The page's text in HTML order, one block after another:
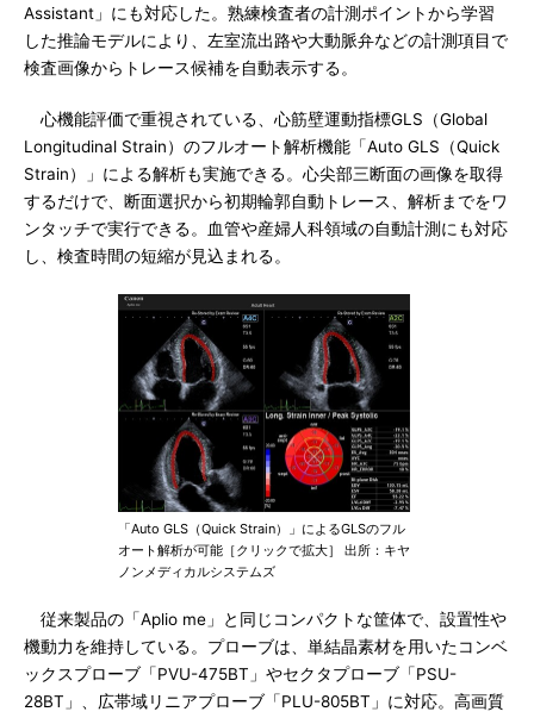
Assistant」にも対応した。熟練検査者の計測ポイントから学習
した推論モデルにより、左室流出路や大動脈弁などの計測項目で
検査画像からトレース候補を自動表示する。
心機能評価で重視されている、心筋壁運動指標GLS（Global
Longitudinal Strain）のフルオート解析機能「Auto GLS（Quick
Strain）」による解析も実施できる。心尖部三断面の画像を取得
するだけで、断面選択から初期輪郭自動トレース、解析までをワ
ンタッチで実行できる。血管や産婦人科領域の自動計測にも対応
し、検査時間の短縮が見込まれる。
「Auto GLS（Quick Strain）」によるGLSのフル
オート解析が可能［クリックで拡大］ 出所：キヤ
ノンメディカルシステムズ
従来製品の「Aplio me」と同じコンパクトな筐体で、設置性や
機動力を維持している。プローブは、単結晶素材を用いたコンベ
ックスプローブ「PVU-475BT」やセクタプローブ「PSU-
28BT」、広帯域リニアプローブ「PLU-805BT」に対応。高画質